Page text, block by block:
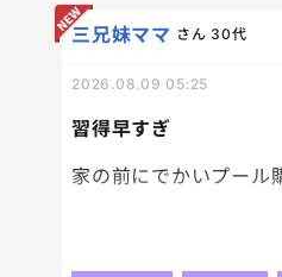
習得早すぎ
三兄妹ママ さん 30代
2026.08.09 05:25
家の前にでかいプール